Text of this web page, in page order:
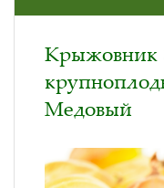
Крыжовник
Медовый